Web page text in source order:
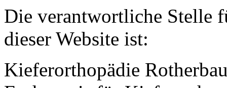
Die verantwortliche Stelle
dieser Website ist:
Kieferorthopädie